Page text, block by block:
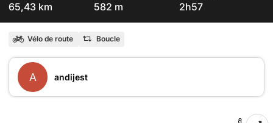
65,43 km 582 m 2h57
Vélo de route Boucle
A andijest